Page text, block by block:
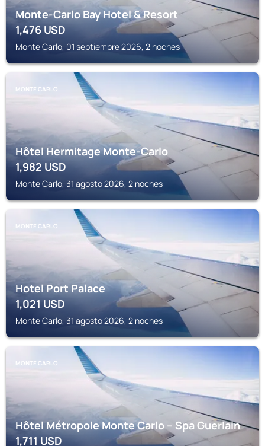
Monte-Carlo Bay Hotel & Resort
1,476USD
Monte Carlo, 01 septiembre 2026, 2 noches
MONTE CARLO
Hôtel Hermitage Monte-Carlo
1,982USD
Monte Carlo, 31 agosto 2026, 2 noches
MONTE CARLO
Hotel Port Palace
1,021USD
Monte Carlo, 31 agosto 2026, 2 noches
MONTE CARLO
Hôtel Métropole Monte Carlo – Spa Guerlain
1,711 USD